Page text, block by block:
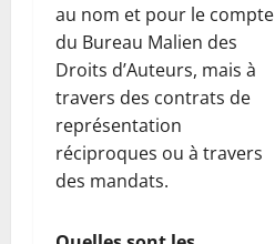
au nom et pour le compte
du Bureau Malien des
Droits d’Auteurs, mais à
travers des contrats de
représentation
réciproques ou à travers
des mandats.